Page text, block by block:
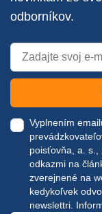
odborníkov.
Vyplnením
poisťovňa, a. s.,
odkazmi na
zverejnené na
kedykoľvek
newslettri.